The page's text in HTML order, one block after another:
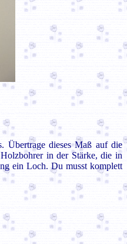
Übertrage dieses Maß auf die
in der Stärke, die in
ein Loch. Du musst komplett